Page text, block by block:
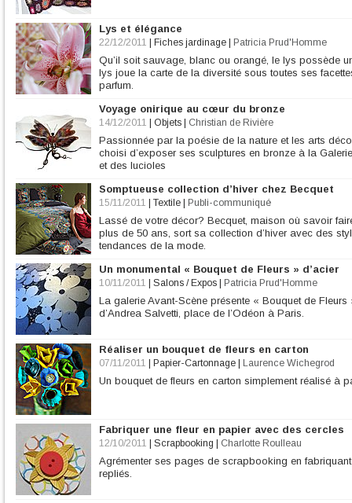
Lys et élégance
22/12/2011 Fiches jardinage Patricia Prud'Homme
Qu’il soit sauvage, blanc ou orangé, le lys possède
lys joue la carte de la diversité sous toutes ses
parfum.
Voyage onirique au cœur du bronze
14/12/2011 Objets Christian de Rivière
Passionnée par la poésie de la nature et les arts
choisi d’exposer ses sculptures en bronze à la
et des lucioles
Somptueuse collection d’hiver chez Becquet
15/11/2011 Textile Publi-communiqué
Lassé de votre décor? Becquet, maison où savoir
plus de 50 ans, sort sa collection d’hiver avec des
tendances de la mode.
Un monumental « Bouquet de Fleurs » d’acier
10/11/2011 Salons / Expos Patricia Prud'Homme
La galerie Avant-Scène présente « Bouquet de
d’Andrea Salvetti, place de l’Odéon à Paris.
Réaliser un bouquet de fleurs en carton
07/11/2011 Papier-Cartonnage Laurence Wichegrod
Un bouquet de fleurs en carton simplement réalisé à
Fabriquer une fleur en papier avec des cercles
12/10/2011 Scrapbooking Charlotte Roulleau
Agrémenter ses pages de scrapbooking en
repliés.